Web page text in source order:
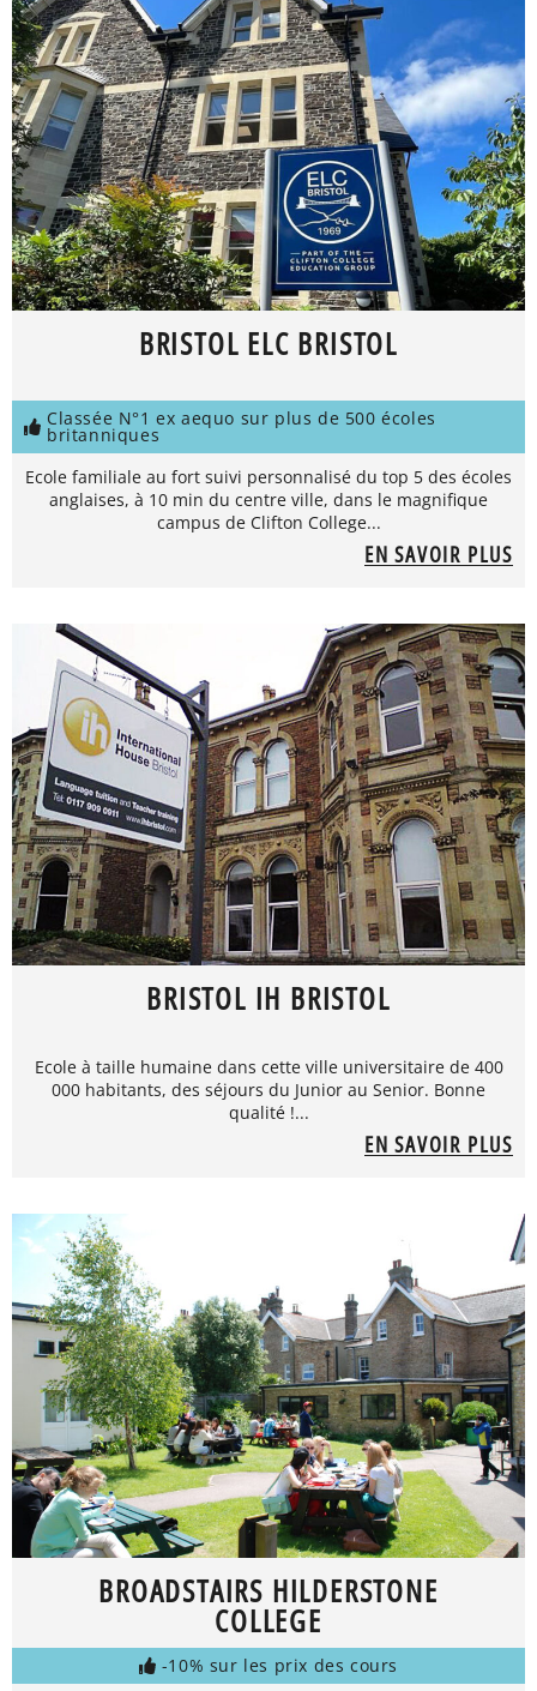
BRISTOL ELC BRISTOL
Classée N°1 ex aequo sur plus de 500 écoles
britanniques
Ecole familiale au fort suivi personnalisé du top 5 des écoles
anglaises, à 10 min du centre ville, dans le magnifique
campus de Clifton College...
EN SAVOIR PLUS
BRISTOL IH BRISTOL
Ecole à taille humaine dans cette ville universitaire de 400
000 habitants, des séjours du Junior au Senior. Bonne
qualité !...
EN SAVOIR PLUS
BROADSTAIRS HILDERSTONE
COLLEGE
-10% sur les prix des cours